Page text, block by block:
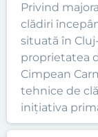
Privind
clădiri
situată în
proprietatea
Cimpean
tehnice de
inițiativa